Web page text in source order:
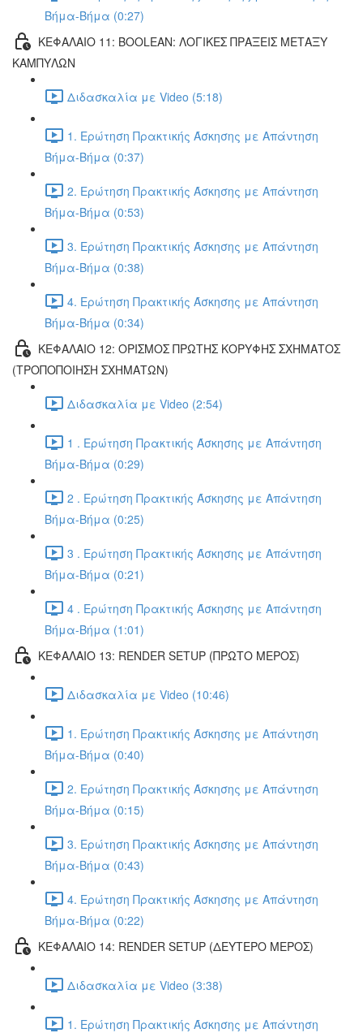
Βήμα-Βήμα (0:27)
ΚΕΦΑΛΑΙΟ 11: BOOLEAN: ΛΟΓΙΚΕΣ ΠΡΑΞΕΙΣ ΜΕΤΑΞΥ
ΚΑΜΠΥΛΩΝ
Διδασκαλία με Video (5:18)
1. Ερώτηση Πρακτικής Άσκησης με Απάντηση
Βήμα-Βήμα (0:37)
2. Ερώτηση Πρακτικής Άσκησης με Απάντηση
Βήμα-Βήμα (0:53)
3. Ερώτηση Πρακτικής Άσκησης με Απάντηση
Βήμα-Βήμα (0:38)
4. Ερώτηση Πρακτικής Άσκησης με Απάντηση
Βήμα-Βήμα (0:34)
ΚΕΦΑΛΑΙΟ 12: ΟΡΙΣΜΟΣ ΠΡΩΤΗΣ ΚΟΡΥΦΗΣ ΣΧΗΜΑΤΟΣ
(ΤΡΟΠΟΠΟΙΗΣΗ ΣΧΗΜΑΤΩΝ)
Διδασκαλία με Video (2:54)
1 . Ερώτηση Πρακτικής Άσκησης με Απάντηση
Βήμα-Βήμα (0:29)
2 . Ερώτηση Πρακτικής Άσκησης με Απάντηση
Βήμα-Βήμα (0:25)
3 . Ερώτηση Πρακτικής Άσκησης με Απάντηση
Βήμα-Βήμα (0:21)
4 . Ερώτηση Πρακτικής Άσκησης με Απάντηση
Βήμα-Βήμα (1:01)
ΚΕΦΑΛΑΙΟ 13: RENDER SETUP (ΠΡΩΤΟ ΜΕΡΟΣ)
Διδασκαλία με Video (10:46)
1. Ερώτηση Πρακτικής Άσκησης με Απάντηση
Βήμα-Βήμα (0:40)
2. Ερώτηση Πρακτικής Άσκησης με Απάντηση
Βήμα-Βήμα (0:15)
3. Ερώτηση Πρακτικής Άσκησης με Απάντηση
Βήμα-Βήμα (0:43)
4. Ερώτηση Πρακτικής Άσκησης με Απάντηση
Βήμα-Βήμα (0:22)
ΚΕΦΑΛΑΙΟ 14: RENDER SETUP (ΔΕΥΤΕΡΟ ΜΕΡΟΣ)
Διδασκαλία με Video (3:38)
1. Ερώτηση Πρακτικής Άσκησης με Απάντηση